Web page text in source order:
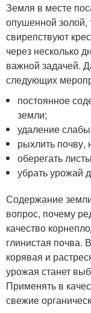
Земля в месте
опушенной золой,
свирепствуют
через несколько
важной задачей.
следующих
постоянное
земли;
удаление
рыхлить почву,
оберегать
убрать урожай
Содержание
вопрос, почему
качество
глинистая почва.
корявая и
урожая станет
Применять в
свежие